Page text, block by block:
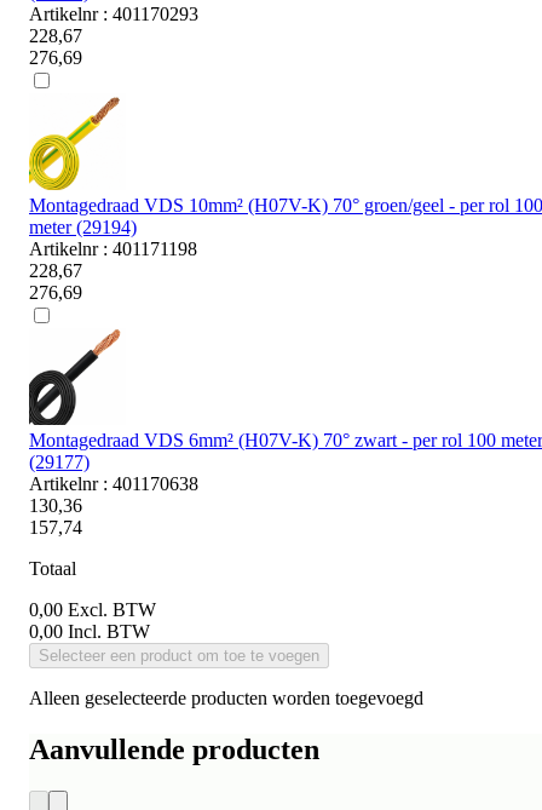
Artikelnr : 401170293
228,67
276,69
Montagedraad VDS 10mm² (H07V-K) 70° groen/geel - per rol 100
meter (29194)
Artikelnr : 401171198
228,67
276,69
Montagedraad VDS 6mm² (H07V-K) 70° zwart - per rol 100 meter
(29177)
Artikelnr : 401170638
130,36
157,74
Totaal
0,00 Excl. BTW
0,00 Incl. BTW
Selecteer een product om toe te voegen
Alleen geselecteerde producten worden toegevoegd
Aanvullende producten